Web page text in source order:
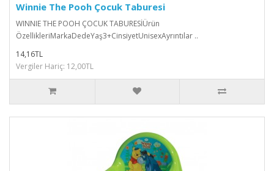
Winnie The Pooh Çocuk Taburesi
WINNIE THE POOH ÇOCUK TABURESİÜrün
ÖzellikleriMarkaDedeYaş3+CinsiyetUnisexAyrıntılar ..
14,16TL
Vergiler Hariç: 12,00TL